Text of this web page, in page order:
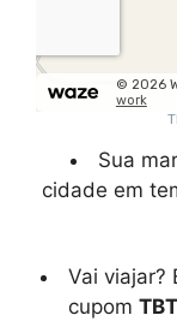
Sua
cidade em
Vai viajar?
cupom